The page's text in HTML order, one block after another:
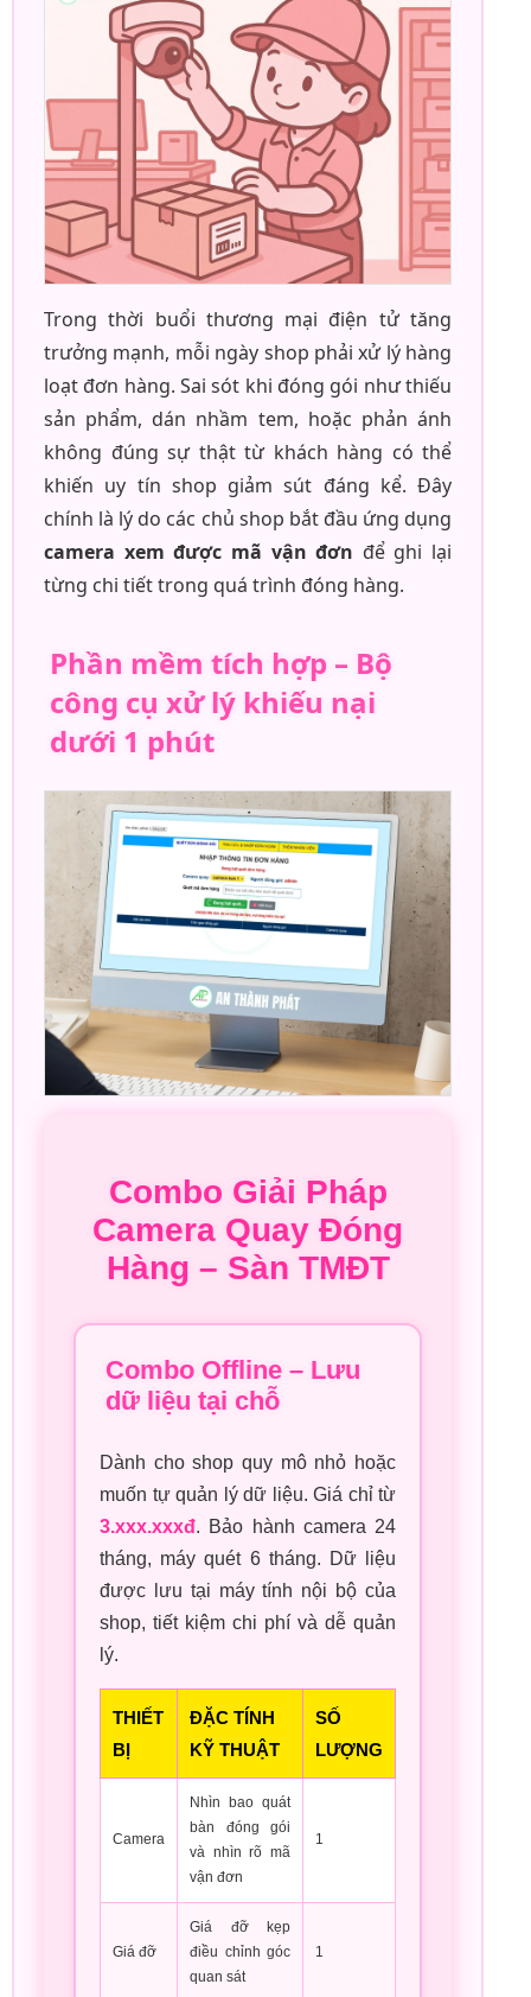
Trong thời buổi thương mại điện tử tăng
trưởng mạnh, mỗi ngày shop phải xử lý hàng
loạt đơn hàng. Sai sót khi đóng gói như thiếu
sản phẩm, dán nhầm tem, hoặc phản ánh
không đúng sự thật từ khách hàng có thể
khiến uy tín shop giảm sút đáng kể. Đây
chính là lý do các chủ shop bắt đầu ứng dụng
camera xem được mã vận đơn để ghi lại
từng chi tiết trong quá trình đóng hàng.
Phần mềm tích hợp – Bộ
công cụ xử lý khiếu nại
dưới 1 phút
Combo Giải Pháp
Camera Quay Đóng
Hàng – Sàn TMĐT
Combo Offline – Lưu
dữ liệu tại chỗ
Dành cho shop quy mô nhỏ hoặc
muốn tự quản lý dữ liệu. Giá chỉ từ
3.xxx.xxxđ. Bảo hành camera 24
tháng, máy quét 6 tháng. Dữ liệu
được lưu tại máy tính nội bộ của
shop, tiết kiệm chi phí và dễ quản
lý.
THIẾT
BỊ
ĐẶC TÍNH
KỸ THUẬT
SỐ
LƯỢNG
Camera
Nhìn bao quát
bàn đóng gói
và nhìn rõ mã
vận đơn
1
Giá đỡ
Giá đỡ kẹp
điều chỉnh góc
quan sát
1